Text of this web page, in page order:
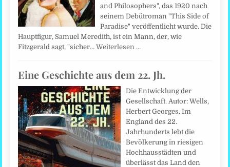
and Philosophers", das 1920 nach
seinem Debütroman "This Side of
Paradise" veröffentlicht wurde. Die
Hauptfigur, Samuel Meredith, ist ein Mann, der, wie
Fitzgerald sagt, "sicher…Weiterlesen …
Eine Geschichte aus dem 22. Jh.
Die Entwicklung der
Gesellschaft. Autor: Wells,
Herbert Georges. Im
England des 22.
Jahrhunderts lebt die
Bevölkerung in riesigen
Hochhausstädten und
überlässt das Land den